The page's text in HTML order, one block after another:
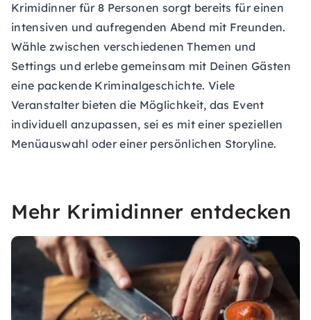
Krimidinner für 8 Personen sorgt bereits für einen
intensiven und aufregenden Abend mit Freunden.
Wähle zwischen verschiedenen Themen und
Settings und erlebe gemeinsam mit Deinen Gästen
eine packende Kriminalgeschichte. Viele
Veranstalter bieten die Möglichkeit, das Event
individuell anzupassen, sei es mit einer speziellen
Menüauswahl oder einer persönlichen Storyline.
Mehr Krimidinner entdecken